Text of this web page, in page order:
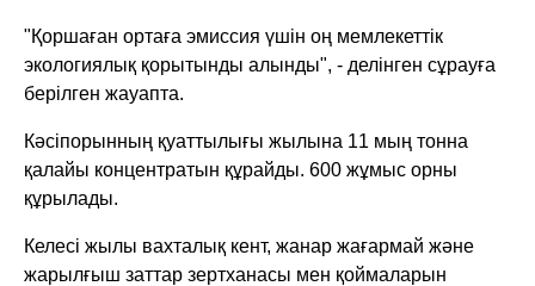
"Қоршаған ортаға эмиссия үшін оң мемлекеттік
экологиялық қорытынды алынды", - делінген сұрауға
берілген жауапта.
Кәсіпорынның қуаттылығы жылына 11 мың тонна
қалайы концентратын құрайды. 600 жұмыс орны
құрылады.
Келесі жылы вахталық кент, жанар жағармай және
жарылғыш заттар зертханасы мен қоймаларын